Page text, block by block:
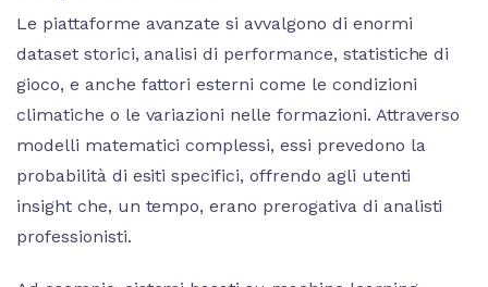
Le piattaforme avanzate si avvalgono di enormi
dataset storici, analisi di performance, statistiche di
gioco, e anche fattori esterni come le condizioni
climatiche o le variazioni nelle formazioni. Attraverso
modelli matematici complessi, essi prevedono la
probabilità di esiti specifici, offrendo agli utenti
insight che, un tempo, erano prerogativa di analisti
professionisti.